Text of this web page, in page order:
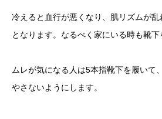
冷えると血行が悪くなり、肌リズムが
となります。なるべく家にいる時も靴下
ムレが気になる人は5本指靴下を履いて
やさないようにします。